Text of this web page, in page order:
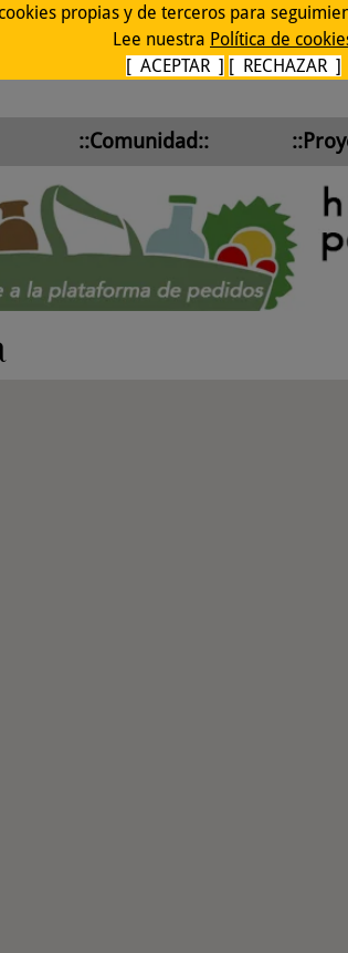
propias y de terceros para
Lee nuestra Política de
[ ACEPTAR ] [ RECHAZAR ]
::Comunidad::